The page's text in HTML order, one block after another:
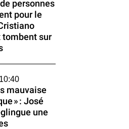
personnes
pour le
tombent sur
mauvaise
» : José
une